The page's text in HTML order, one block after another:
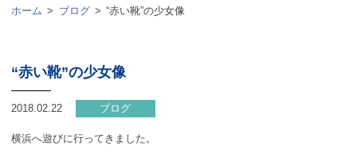
ホーム ブログ “赤い靴”の少女像
“赤い靴”の少女像
2018.02.22 ブログ
横浜へ遊びに行ってきました。